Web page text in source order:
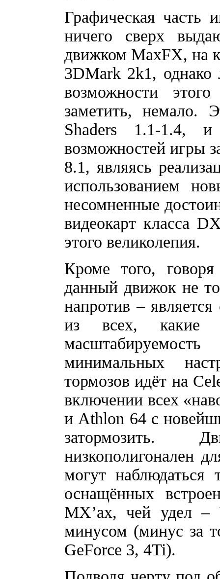
Графическая часть
ничего сверх
движком MaxFX, на
3DMark 2k1,
возможности
заметить, немало.
Shaders 1.1-1.4,
возможностей игры
8.1, являясь
использованием
несомненные
видеокарт класса
этого великолепия.
Кроме того,
данный движок не
напротив –
из всех, какие
минимальных
тормозов идёт на
включении всех
и Athlon 64 с
затормозить.
низкополигонален
могут наблюдаться
оснащённых
MX’ах, чей удел –
минусом (минус за
GeForce 3, 4Ti).